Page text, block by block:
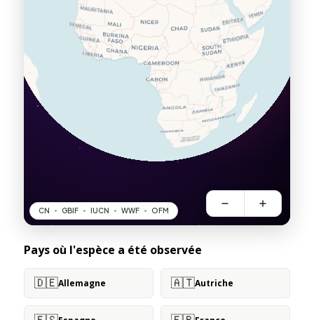
Pays où l'espèce a été observée
🇩🇪Allemagne 🇦🇹Autriche